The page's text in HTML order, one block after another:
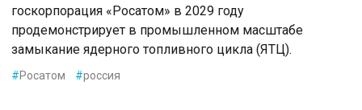
госкорпорация «Росатом» в 2029 году
продемонстрирует в промышленном масштабе
замыкание ядерного топливного цикла (ЯТЦ).
#Росатом #россия